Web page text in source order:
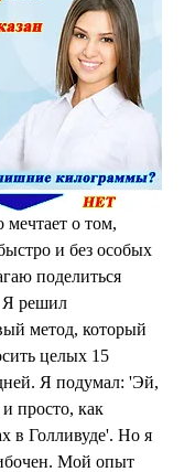
мечтает о том,
и без особых
поделиться
Я решил
метод, который
целых 15
Я подумал: 'Эй,
и просто, как
в Голливуде'. Но я
Мой опыт